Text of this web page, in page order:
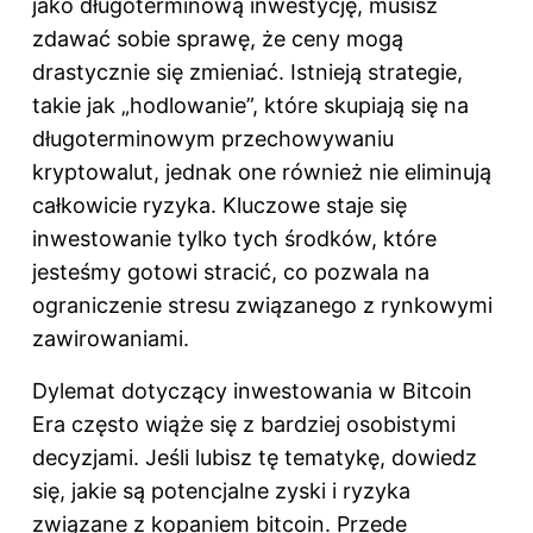
jako długoterminową inwestycję, musisz
zdawać sobie sprawę, że ceny mogą
drastycznie się zmieniać. Istnieją strategie,
takie jak „hodlowanie”, które skupiają się na
długoterminowym przechowywaniu
kryptowalut, jednak one również nie eliminują
całkowicie ryzyka. Kluczowe staje się
inwestowanie tylko tych środków, które
jesteśmy gotowi stracić, co pozwala na
ograniczenie stresu związanego z rynkowymi
zawirowaniami.
Dylemat dotyczący inwestowania w Bitcoin
Era często wiąże się z bardziej osobistymi
decyzjami. Jeśli lubisz tę tematykę, dowiedz
się, jakie są potencjalne zyski i ryzyka
związane z kopaniem bitcoin. Przede